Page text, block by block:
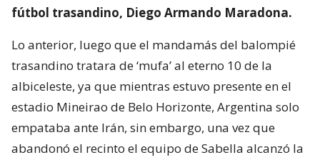
fútbol trasandino, Diego Armando Maradona.
Lo anterior, luego que el mandamás del balompié
trasandino tratara de ‘mufa’ al eterno 10 de la
albiceleste, ya que mientras estuvo presente en el
estadio Mineirao de Belo Horizonte, Argentina solo
empataba ante Irán, sin embargo, una vez que
abandonó el recinto el equipo de Sabella alcanzó la